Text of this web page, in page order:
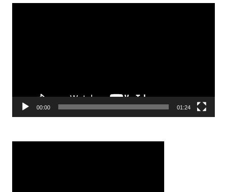
Reproductor
00:00 01:24